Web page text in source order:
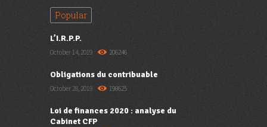
Popular
L’I.R.P.P.
October 14, 2019 206246
Obligations du contribuable
October 28, 2019 198625
Loi de finances 2020 : analyse du
Cabinet CFP